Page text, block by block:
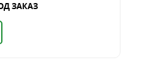
ЗАКАЗ